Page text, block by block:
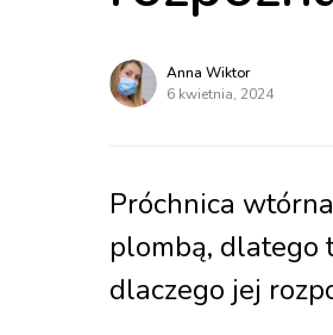
Anna Wiktor
6 kwietnia, 2024
Próchnica
plombą, dlatego
dlaczego jej